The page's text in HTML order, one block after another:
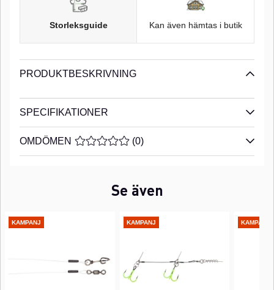
Storleksguide Kan även hämtas i butik
PRODUKTBESKRIVNING
SPECIFIKATIONER
OMDÖMEN MEDELBETYG 0 AV 5 ANTAL BETYG 0
(0)
Se även
KAMPANJ KAMPANJ KAMPANJ